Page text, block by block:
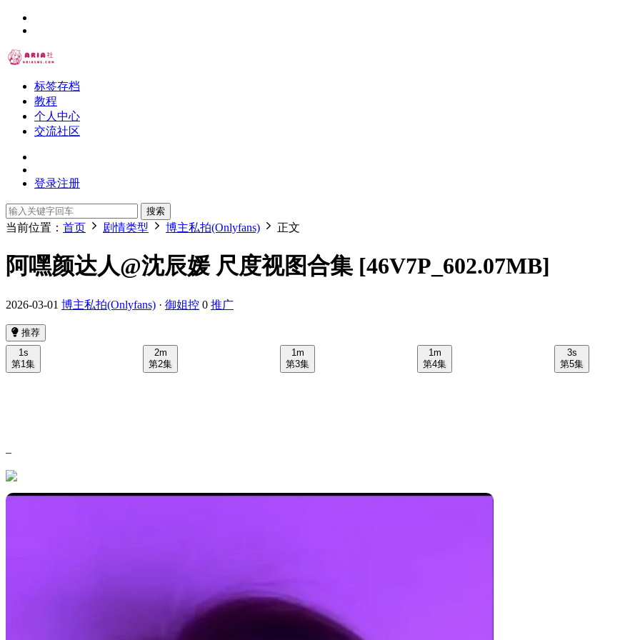
标签存档
教程
个人中心
交流社区
登录注册
搜索
当前位置： 首页 剧情类型 博主私拍(Onlyfans) 正文
阿嘿颜达人@沈辰媛 尺度视图合集 [46V7P_602.07MB]
2026-03-01 博主私拍(Onlyfans) · 御姐控 0 推广
推荐
1s
第1集
2m
第2集
1m
第3集
1m
第4集
3s
第5集
–